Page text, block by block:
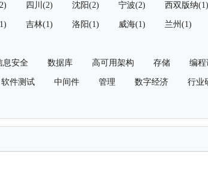
四川(2) 沈阳(2) 宁波(2) 西双版纳(1)
吉林(1) 洛阳(1) 威海(1) 兰州(1)
息安全 数据库 高可用架构 存储 编程
软件测试 中间件 管理 数字经济 行业